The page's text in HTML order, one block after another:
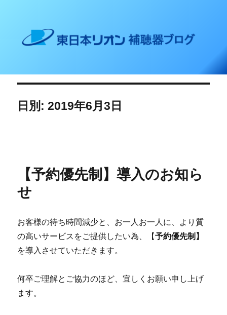
東日本リオン 補聴器ブログ
日別: 2019年6月3日
【予約優先制】導入のお知ら
せ
お客様の待ち時間減少と、お一人お一人に、より質
の高いサービスをご提供したい為、【予約優先制】
を導入させていただきます。
何卒ご理解とご協力のほど、宜しくお願い申し上げ
ます。